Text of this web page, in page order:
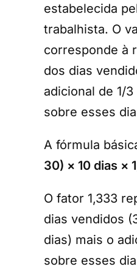
estabelecida
trabalhista. O
corresponde à
dos dias
adicional de 1/
sobre esses
A fórmula
30) × 10 dias ×
O fator 1,333
dias vendidos
dias) mais o
sobre esses